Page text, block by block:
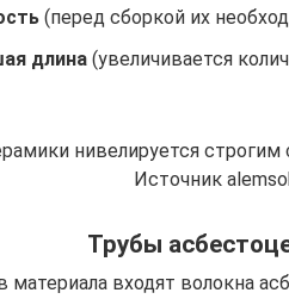
(перед сборкой их
длина(увеличивается
нивелируется
Источник
Трубы
материала входят волокна